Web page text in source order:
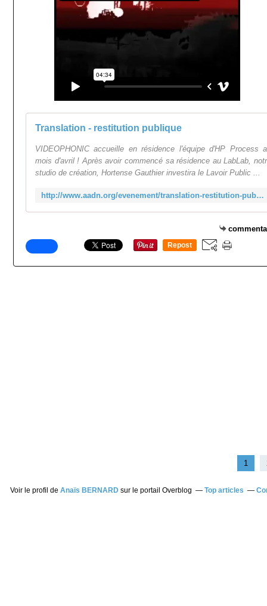
Translation - restitution publique
VIDEOPHONIC accueille en résidence l'équipe d'HP Process
mois d'avril ! Après avoir commencé sa résidence au LabLab,
studio de création, Hortense Gauthier investira le Lavoir Public ...
http://www.aadn.org/evenement/translation-restitution-publique/
Repost
1
Voir le profil de Anaïs BERNARDsur le portail Overblog Top articles